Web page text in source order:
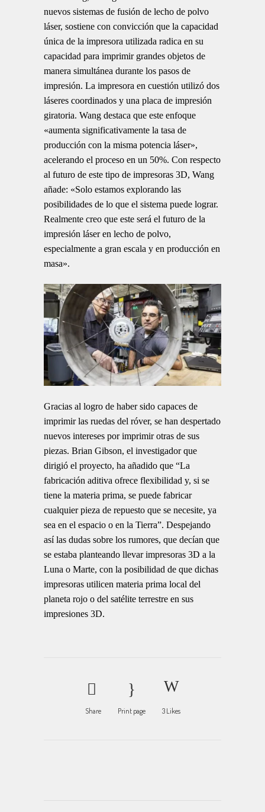
nuevos sistemas de fusión de lecho de polvo
láser, sostiene con convicción que la capacidad
única de la impresora utilizada radica en su
capacidad para imprimir grandes objetos de
manera simultánea durante los pasos de
impresión. La impresora en cuestión utilizó dos
láseres coordinados y una placa de impresión
giratoria. Wang destaca que este enfoque
«aumenta significativamente la tasa de
producción con la misma potencia láser»,
acelerando el proceso en un 50%. Con respecto
al futuro de este tipo de impresoras 3D, Wang
añade: «Solo estamos explorando las
posibilidades de lo que el sistema puede lograr.
Realmente creo que este será el futuro de la
impresión láser en lecho de polvo,
especialmente a gran escala y en producción en
masa».
Gracias al logro de haber sido capaces de
imprimir las ruedas del róver, se han despertado
nuevos intereses por imprimir otras de sus
piezas. Brian Gibson, el investigador que
dirigió el proyecto, ha añadido que “La
fabricación aditiva ofrece flexibilidad y, si se
tiene la materia prima, se puede fabricar
cualquier pieza de repuesto que se necesite, ya
sea en el espacio o en la Tierra”. Despejando
así las dudas sobre los rumores, que decían que
se estaba planteando llevar impresoras 3D a la
Luna o Marte, con la posibilidad de que dichas
impresoras utilicen materia prima local del
planeta rojo o del satélite terrestre en sus
impresiones 3D.
Share Print page 3Likes